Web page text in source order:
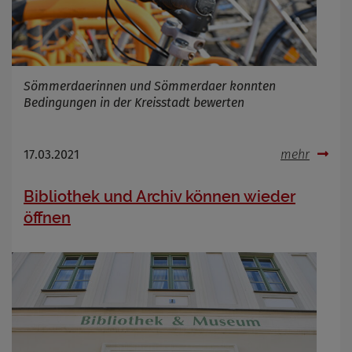
Sömmerdaerinnen und Sömmerdaer konnten
Bedingungen in der Kreisstadt bewerten
17.03.2021 mehr
Bibliothek und Archiv können wieder
öffnen
Infos schließen